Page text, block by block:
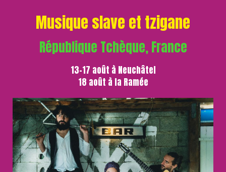
Musique slave et tzigane
République Tchèque, France
13-17 août à Neuchâtel
18 août à la Ramée